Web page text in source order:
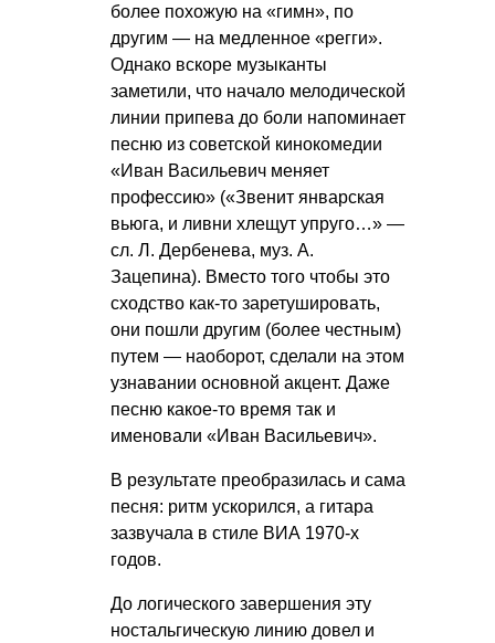
более похожую на «гимн», по
другим — на медленное «регги».
Однако вскоре музыканты
заметили, что начало мелодической
линии припева до боли напоминает
песню из советской кинокомедии
«Иван Васильевич меняет
профессию» («Звенит январская
вьюга, и ливни хлещут упруго…» —
сл. Л. Дербенева, муз. А.
Зацепина). Вместо того чтобы это
сходство как-то заретушировать,
они пошли другим (более честным)
путем — наоборот, сделали на этом
узнавании основной акцент. Даже
песню какое-то время так и
именовали «Иван Васильевич».
В результате преобразилась и сама
песня: ритм ускорился, а гитара
зазвучала в стиле ВИА 1970-х
годов.
До логического завершения эту
ностальгическую линию довел и